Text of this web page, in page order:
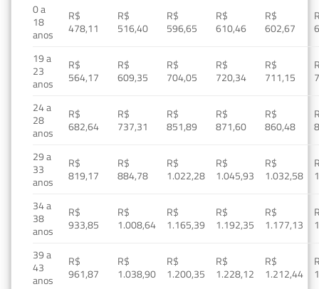
0 a
18
anos
R$
478,11
R$
516,40
R$
596,65
R$
610,46
R$
602,67
19 a
23
anos
R$
564,17
R$
609,35
R$
704,05
R$
720,34
R$
711,15
24 a
28
anos
R$
682,64
R$
737,31
R$
851,89
R$
871,60
R$
860,48
29 a
33
anos
R$
819,17
R$
884,78
R$
1.022,28
R$
1.045,93
R$
1.032,58
34 a
38
anos
R$
933,85
R$
1.008,64
R$
1.165,39
R$
1.192,35
R$
1.177,13
39 a
43
anos
R$
961,87
R$
1.038,90
R$
1.200,35
R$
1.228,12
R$
1.212,44